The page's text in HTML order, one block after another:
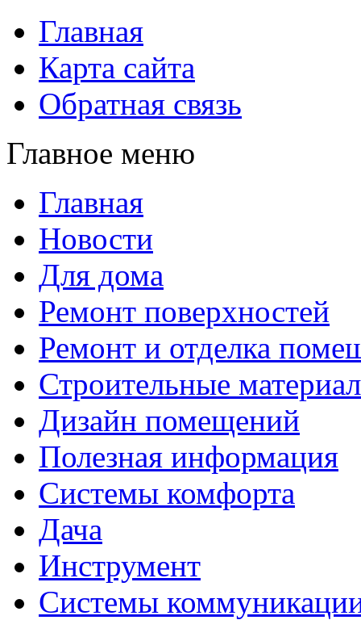
Главная
Карта сайта
Обратная связь
Главное меню
Главная
Новости
Для дома
Ремонт поверхностей
Ремонт и отделка
Строительные
Дизайн помещений
Полезная информация
Системы комфорта
Дача
Инструмент
Системы